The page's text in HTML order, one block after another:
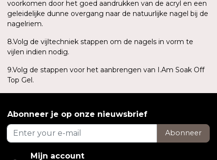
voorkomen door het goed aandrukken van de acryl en een
geleidelijke dunne overgang naar de natuurlijke nagel bij de
nagelriem.
8.Volg de vijltechniek stappen om de nagels in vorm te
vijlen indien nodig.
9.Volg de stappen voor het aanbrengen van I.Am Soak Off
Top Gel.
Abonneer je op onze nieuwsbrief
Abonneer
Mijn account